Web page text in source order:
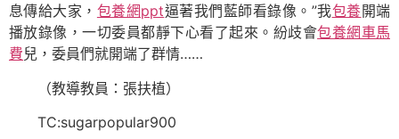
息傳給大家， 包養網ppt逼著我們藍師看錄像。”我包養開端
播放錄像，一切委員都靜下心看了起來。紛歧會包養網車馬
費兒，委員們就開端了群情……
（教導教員：張扶植）
TC:sugarpopular900